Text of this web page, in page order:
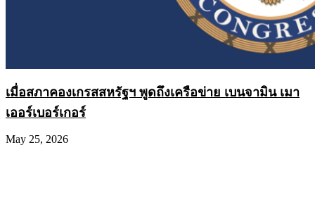
เมื่อสภาคองเกรสสหรัฐฯ พูดถึงเครือข่าย เบนจามิน เมา
เออร์เบอร์เกอร์
May 25, 2026